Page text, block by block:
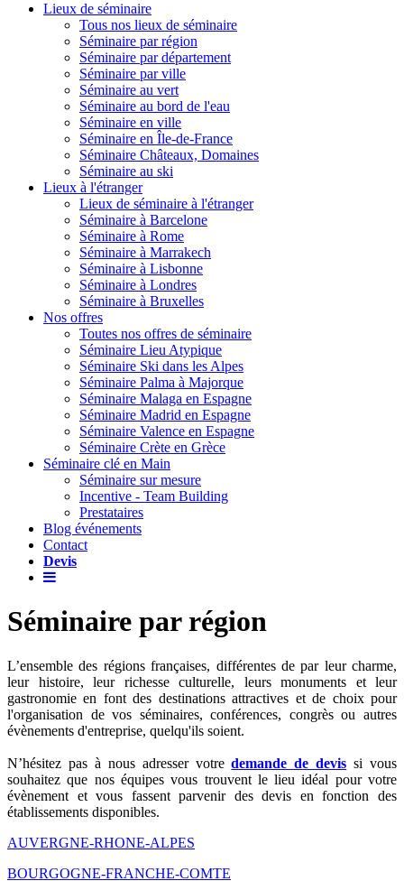
Lieux de séminaire
Tous nos lieux de séminaire
Séminaire par région
Séminaire par département
Séminaire par ville
Séminaire au vert
Séminaire au bord de l'eau
Séminaire en ville
Séminaire en Île-de-France
Séminaire Châteaux, Domaines
Séminaire au ski
Lieux à l'étranger
Lieux de séminaire à l'étranger
Séminaire à Barcelone
Séminaire à Rome
Séminaire à Marrakech
Séminaire à Lisbonne
Séminaire à Londres
Séminaire à Bruxelles
Nos offres
Toutes nos offres de séminaire
Séminaire Lieu Atypique
Séminaire Ski dans les Alpes
Séminaire Palma à Majorque
Séminaire Malaga en Espagne
Séminaire Madrid en Espagne
Séminaire Valence en Espagne
Séminaire Crète en Grèce
Séminaire clé en Main
Séminaire sur mesure
Incentive - Team Building
Prestataires
Blog événements
Contact
Devis
Séminaire par région
L’ensemble des régions françaises, différentes de par leur charme,
leur histoire, leur richesse culturelle, leurs monuments et leur
gastronomie en font des destinations attractives et de choix pour
l'organisation de vos séminaires, conférences, congrès ou autres
évènements d'entreprise, quelqu'ils soient.
N’hésitez pas à nous adresser votredemande de devis si vous
souhaitez que nos équipes vous trouvent le lieu idéal pour votre
évènement et vous fassent parvenir des devis en fonction des
établissements disponibles.
AUVERGNE-RHONE-ALPES
BOURGOGNE-FRANCHE-COMTE